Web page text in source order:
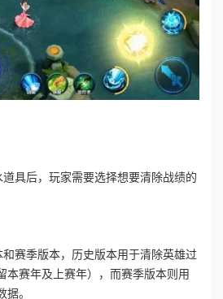
具后，玩家需要选择想要清除战绩的
赛季版本，历史版本用于清除英雄过
本赛年及上赛年），而赛季版本则用
。